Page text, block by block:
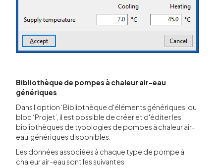
Bibliothèque de pompes à chaleur air-eau
génériques
Dans l'option ‘Bibliothèque d'éléments génériques’ du
bloc ‘Projet’, il est possible de créer et d'éditer les
bibliothèques de typologies de pompes à chaleur air-
eau génériques disponibles.
Les données associées à chaque type de pompe à
chaleur air-eau sont les suivantes :